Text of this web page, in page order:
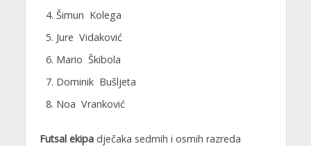
Šimun Kolega
Jure Vidaković
Mario Škibola
Dominik Bušljeta
Noa Vranković
Futsal ekipadječaka sedmih i osmih razreda